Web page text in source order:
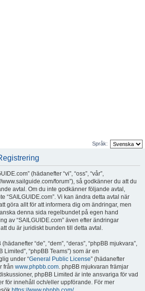
Språk:
(hädanefter “vi”, “oss”, “vår”,
www.sailguide.com/forum”), så godkänner du att du
avtal. Om du inte godkänner följande avtal,
“SAILGUIDE.com”. Vi kan ändra detta avtal när
göra allt för att informera dig om ändringar, men
denna sida regelbundet på egen hand
av “SAILGUIDE.com” även efter ändringar
du är juridiskt bunden till detta avtal.
“de”, “dem”, “deras”, “phpBB mjukvara”,
Limited”, “phpBB Teams”) som är en
under “General Public License” (hädanefter
från www.phpbb.com. phpBB mjukvaran främjar
phpBB Limited är inte ansvariga för vad
för innehåll och/eller uppförande. För mer